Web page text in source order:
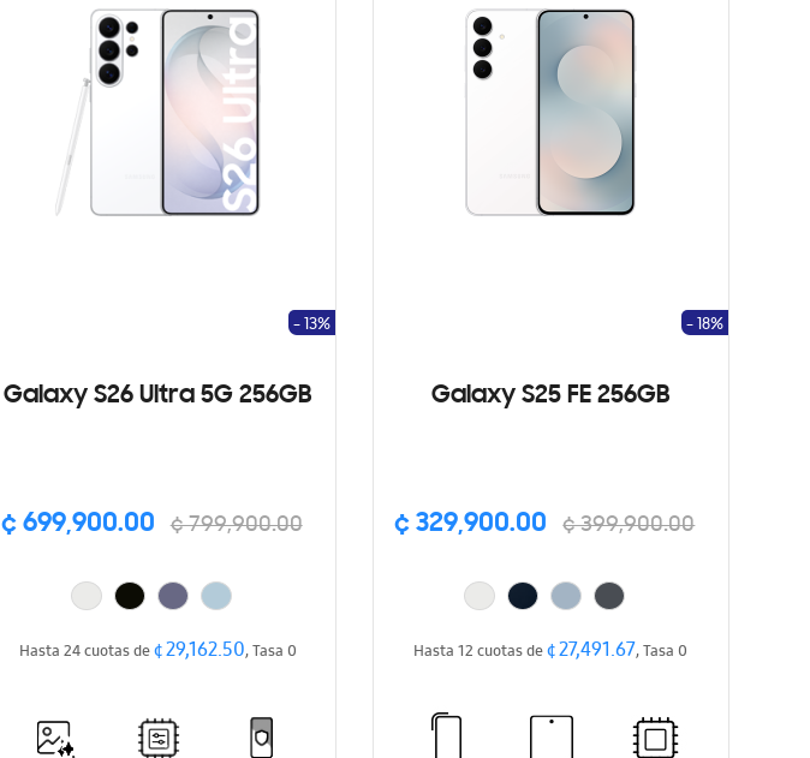
Galaxy S26 Ultra 5G 256GB
¢ 699,900.00 ¢ 799,900.00
- 13%
Hasta 24 cuotas de¢ 29,162.50, Tasa 0
Galaxy S25 FE 256GB
¢ 329,900.00 ¢ 399,900.00
- 18%
Hasta 12 cuotas de¢ 27,491.67, Tasa 0